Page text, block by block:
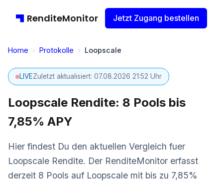
RenditeMonitor Jetzt Zugang bestellen
Home › Protokolle › Loopscale
LIVEZuletzt aktualisiert: 07.08.2026 21:52 Uhr
Loopscale Rendite: 8 Pools bis
7,85% APY
Hier findest Du den aktuellen Vergleich fuer
Loopscale Rendite. Der RenditeMonitor erfasst
derzeit 8 Pools auf Loopscale mit bis zu 7,85%